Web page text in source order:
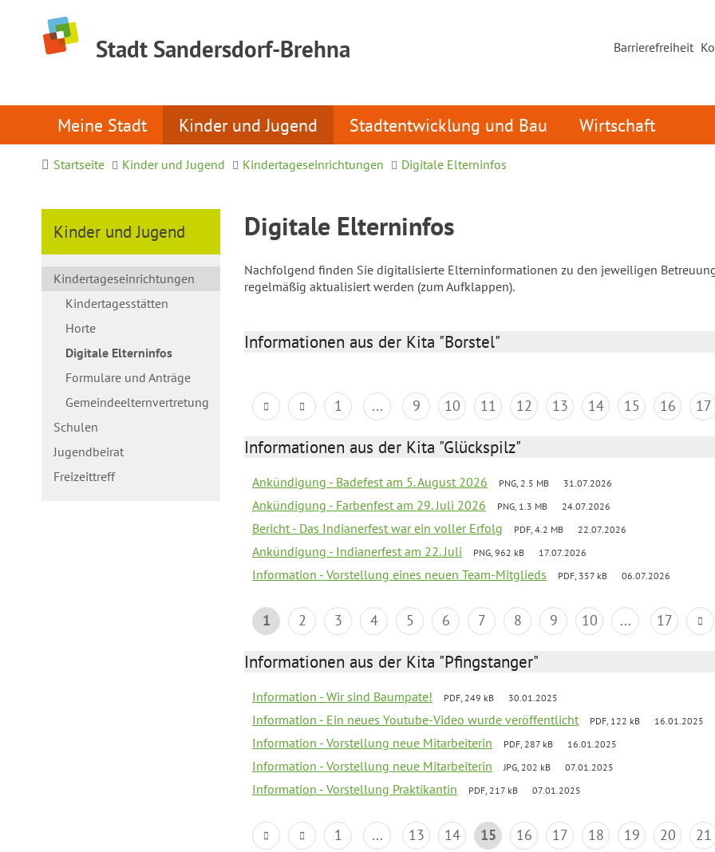
Stadt Sandersdorf-Brehna Barrierefreiheit
Meine Stadt Kinder und Jugend Stadtentwicklung und Bau Wirtschaft
Startseite Kinder und Jugend Kindertageseinrichtungen Digitale Elterninfos
Kinder und Jugend
Kindertageseinrichtungen
Kindertagesstätten
Horte
Digitale Elterninfos
Formulare und Anträge
Gemeindeelternvertretung
Schulen
Jugendbeirat
Freizeittreff
Digitale Elterninfos
Nachfolgend finden Sie digitalisierte Elterninformationen zu den jeweiligen
regelmäßig aktualisiert werden (zum Aufklappen).
Informationen aus der Kita "Borstel"
1 ... 9 10 11 12 13 14 15 16 17
Informationen aus der Kita "Glückspilz"
Ankündigung - Badefest am 5. August 2026 PNG, 2.5 MB 31.07.2026
Ankündigung - Farbenfest am 29. Juli 2026 PNG, 1.3 MB 24.07.2026
Bericht - Das Indianerfest war ein voller Erfolg PDF, 4.2 MB 22.07.2026
Ankündigung - Indianerfest am 22. Juli PNG, 962 kB 17.07.2026
Information - Vorstellung eines neuen Team-Mitglieds PDF, 357 kB 06.07.2026
1 2 3 4 5 6 7 8 9 10 ... 17
Informationen aus der Kita "Pfingstanger"
Information - Wir sind Baumpate! PDF, 249 kB 30.01.2025
Information - Ein neues Youtube-Video wurde veröffentlicht PDF, 122 kB 16.01.2025
Information - Vorstellung neue Mitarbeiterin PDF, 287 kB 16.01.2025
Information - Vorstellung neue Mitarbeiterin JPG, 202 kB 07.01.2025
Information - Vorstellung Praktikantin PDF, 217 kB 07.01.2025
1 ... 13 14 15 16 17 18 19 20 21